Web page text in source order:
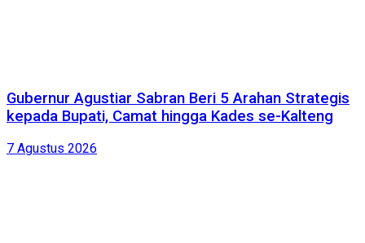
Gubernur Agustiar Sabran Beri 5 Arahan Strategis
kepada Bupati, Camat hingga Kades se-Kalteng
7 Agustus 2026